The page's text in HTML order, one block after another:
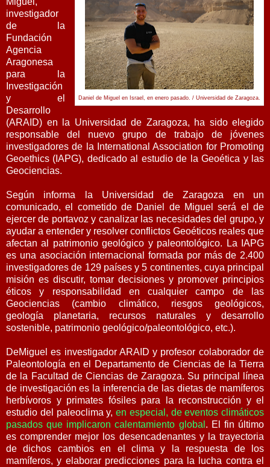
Daniel de Miguel en Israel, en enero pasado. / Universidad de Zaragoza.
investigador
de la
Fundación
Agencia
Aragonesa
para la
Investigación
y el
Desarrollo
(ARAID) en la Universidad de Zaragoza, ha sido elegido
responsable del nuevo grupo de trabajo de jóvenes
investigadores de la International Association for Promoting
Geoethics (IAPG), dedicado al estudio de la Geoética y las
Geociencias.
Según informa la Universidad de Zaragoza en un
comunicado, el cometido de Daniel de Miguel será el de
ejercer de portavoz y canalizar las necesidades del grupo, y
ayudar a entender y resolver conflictos Geoéticos reales que
afectan al patrimonio geológico y paleontológico. La IAPG
es una asociación internacional formada por más de 2.400
investigadores de 129 países y 5 continentes, cuya principal
misión es discutir, tomar decisiones y promover principios
éticos y responsabilidad en cualquier campo de las
Geociencias (cambio climático, riesgos geológicos,
geología planetaria, recursos naturales y desarrollo
sostenible, patrimonio geológico/paleontológico, etc.).
DeMiguel es investigador ARAID y profesor colaborador de
Paleontología en el Departamento de Ciencias de la Tierra
de la Facultad de Ciencias de Zaragoza. Su principal línea
de investigación es la inferencia de las dietas de mamíferos
herbívoros y primates fósiles para la reconstrucción y el
estudio del paleoclima y, en especial, de eventos climáticos
pasados que implicaron calentamiento global . El fin último
es comprender mejor los desencadenantes y la trayectoria
de dichos cambios en el clima y la respuesta de los
mamíferos, y elaborar predicciones para la lucha contra el